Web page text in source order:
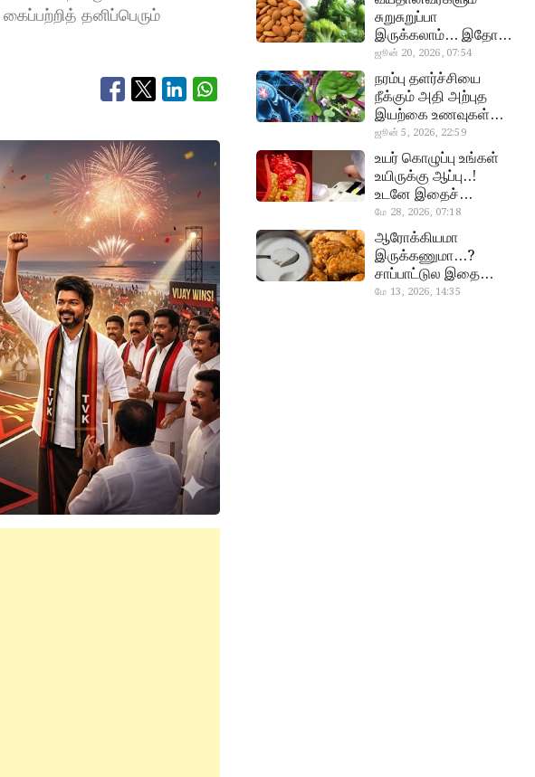
தனிப்பெரும்
சுறுசுறுப்பா
இருக்கலாம்… இதோ
சூப்பர் உணவுகள்!
ஜூன் 20, 2026, 07:54
chi,
pasalaikeerai
நரம்பு தளர்ச்சியை
நீக்கும் அதி அற்புத
இயற்கை உணவுகள்…
தவற விட்டுறாதீங்க!
ஜூன் 5, 2026, 22:59
உயர் கொழுப்பு உங்கள்
உயிருக்கு ஆப்பு..!
உடனே இதைச்
செய்யுங்க!
மே 28, 2026, 07:18
ஆரோக்கியமா
இருக்கணுமா…?
சாப்பாட்டுல இதை
எல்லாம்
மே 13, 2026, 14:35